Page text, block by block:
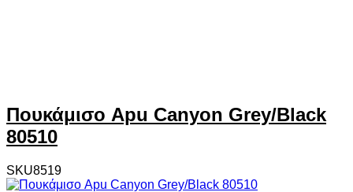
Πουκάμισο Apu Canyon Grey/Black
80510
SKU8519